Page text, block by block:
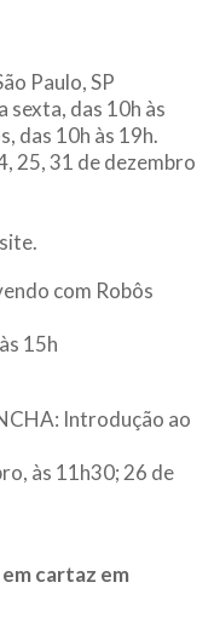
Paulo, SP
das 10h às
das 10h às 19h.
25, 31 de dezembro
com Robôs
15h
Introdução ao
às 11h30; 26 de
cartaz em